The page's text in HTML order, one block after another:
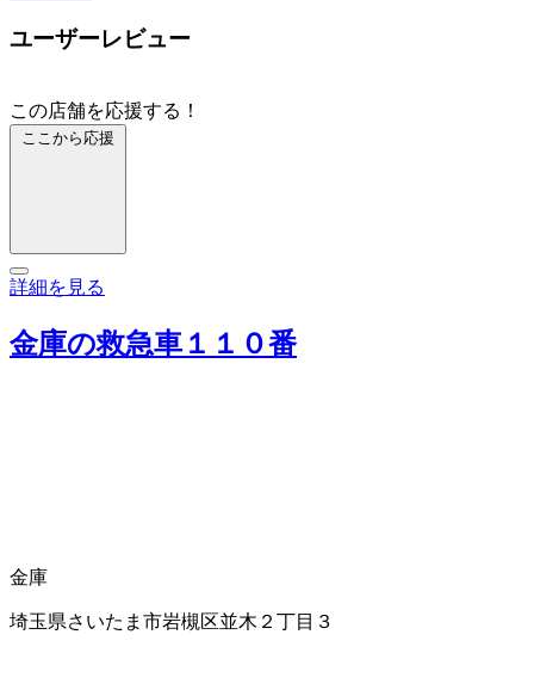
ユーザーレビュー
この店舗を応援する！
ここから応援
詳細を見る
金庫の救急車１１０番
金庫
埼玉県さいたま市岩槻区並木２丁目３